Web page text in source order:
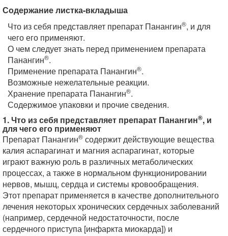
Содержание листка-вкладыша
Что из себя представляет препарат Панангин®, и для
чего его применяют.
О чем следует знать перед применением препарата
Панангин®.
Применение препарата Панангин®.
Возможные нежелательные реакции.
Хранение препарата Панангин®.
Содержимое упаковки и прочие сведения.
1. Что из себя представляет препарат Панангин®, и
для чего его применяют
Препарат Панангин® содержит действующие вещества
калия аспарагинат и магния аспарагинат, которые
играют важную роль в различных метаболических
процессах, а также в нормальном функционировании
нервов, мышц, сердца и системы кровообращения.
Этот препарат применяется в качестве дополнительного
лечения некоторых хронических сердечных заболеваний
(например, сердечной недостаточности, после
сердечного приступа [инфаркта миокарда]) и